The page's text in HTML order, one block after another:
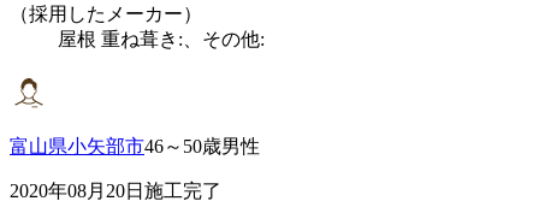
（採用したメーカー）
屋根 重ね葺き:、その他:
富山県小矢部市46～50歳男性
2020年08月20日施工完了